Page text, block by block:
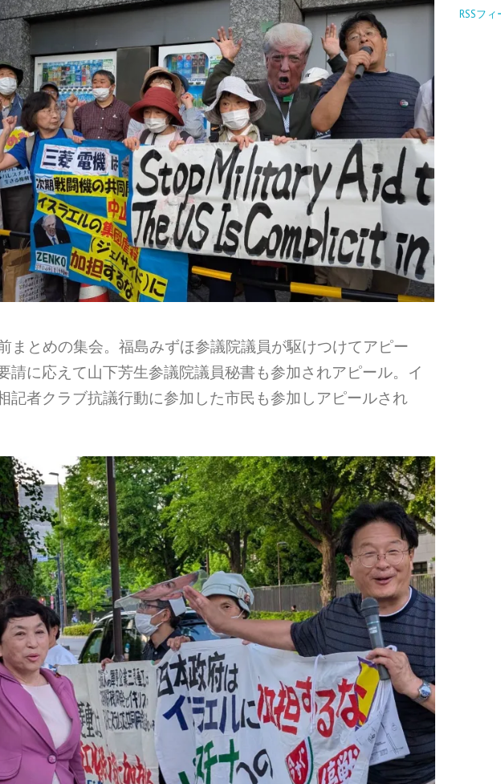
とめの集会。福島みずほ参議院議員が駆けつけてアピー
請に応えて山下芳生参議院議員秘書も参加されアピール。イ
記者クラブ抗議行動に参加した市民も参加しアピールされ
RSSフィ